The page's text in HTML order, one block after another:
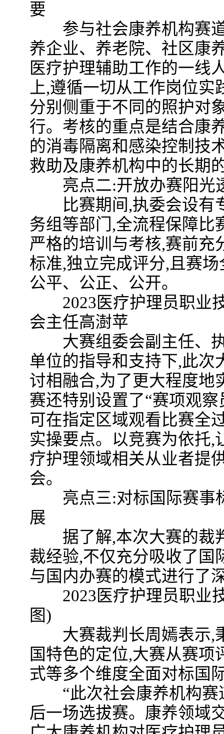
要
参与社会康养机构赛道
养企业、养老院、社区康
医疗护理辅助工作的一线
上,遵循一切从工作岗位
分别侧重于不同的照护对
行。考核的重点是结合康
的消毒隔离和感染控制技
救助及康养机构中的长期
亮点二:开放办赛阳光
比赛期间,执委会设有
务组等部门,全流程保障比
严格的培训与考核,赛前充
标准,独立完成评分,且赛
公平、公正、公开。
2023医疗护理员职业
会主任高澍苹
大赛组委会副主任、执
单位的指导和支持下,此次
讨相融合,为了更大程度地
赛还特别设置了“赛项观
可在指定区域观看比赛全
实操要点。以竞赛为依托,
疗护理领域相关从业者提
会。
亮点三:对标国际赛事
展
据了解,本次大赛的裁
裁经验,不仅充分吸收了国
与国内办赛的模式进行了
2023医疗护理员职业
图)
大赛裁判长周嫣表示,
国特色的定位,大赛从赛
式等多个维度全面对标国
“此次社会康养机构赛
后一场选拔赛。康养领域